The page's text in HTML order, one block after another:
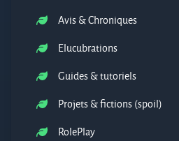
Avis & Chroniques
Elucubrations
Guides & tutoriels
Projets & fictions (spoil)
RolePlay